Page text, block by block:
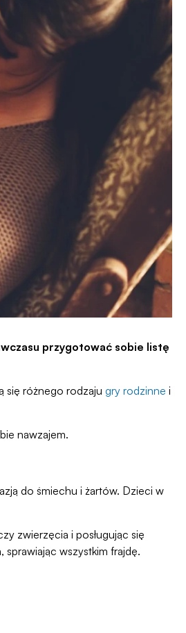
przygotować sobie listę
się różnego rodzaju gry rodzinne i
nawzajem.
do śmiechu i żartów. Dzieci w
zwierzęcia i posługując się
wszystkim frajdę.